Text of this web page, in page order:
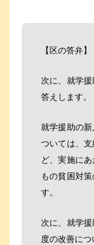
【区の答弁】
次に、就学
答えします。
就学援助の
ついては、
ど、実施に
もの貧困対
す。
次に、就学
度の改善につ